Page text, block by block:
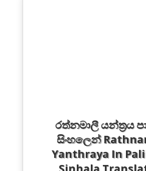
රත්නමාලී යන්ත්‍රය
සිංහලෙන්
Yanthraya In